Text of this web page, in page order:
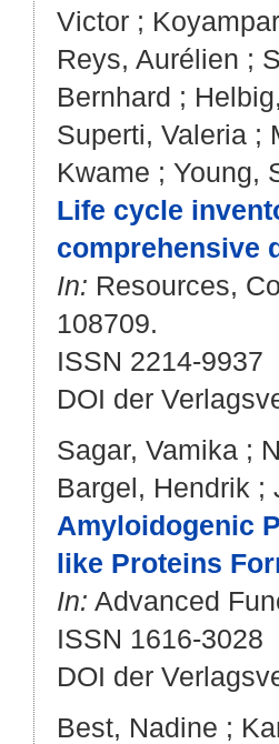
Victor ;
Reys, Aurélien ;
Bernhard ;
Superti, Valeria ;
Kwame ; Young,
Life cycle
comprehensive
In: Resources,
108709.
ISSN 2214-9937
DOI der
Sagar, Vamika ;
Bargel, Hendrik ;
Amyloidogenic
like Proteins
In: Advanced
ISSN 1616-3028
DOI der
Best, Nadine ;